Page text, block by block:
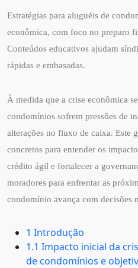
Estratégias para aluguéis de
econômica, com foco no preparo
Conteúdos educativos ajudam
rápidas e embasadas.
À medida que a crise econômica
condomínios sofrem pressões de
alterações no fluxo de caixa. Este
concretos para entender os
crédito ágil e fortalecer a
moradores para enfrentar as
condomínio avança com decisões
1 Introdução
1.1 Impacto inicial da
de condomínios e